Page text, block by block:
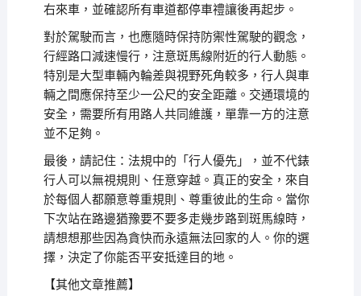
右來車，並確認所有車道都停車禮讓後再起步。
對於駕駛而言，也應隨時保持防禦性駕駛的觀念，
行經路口減速慢行，注意斑馬線附近的行人動態。
特別是大型車輛內輪差與視野死角較多，行人與車
輛之間應保持至少一公尺的安全距離。交通環境的
安全，需要所有用路人共同維護，單靠一方的注意
並不足夠。
最後，請記住：法規中的「行人優先」，並不代錶
行人可以無視規則、任意穿越。真正的安全，來自
於每個人都願意尊重規則、尊重彼此的生命。當你
下次站在路邊猶豫要不要多走幾步路到斑馬線時，
請想想那些因為貪快而永遠無法回家的人。你的選
擇，決定了你能否平安抵達目的地。
【其他文章推薦】